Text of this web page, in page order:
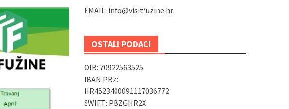
EMAIL: info@visitfuzine.hr
OSTALI PODACI
OIB: 70922563525
IBAN PBZ:
HR4523400091117036772
SWIFT: PBZGHR2X